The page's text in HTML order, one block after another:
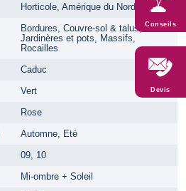
Horticole, Amérique du Nord
Bordures, Couvre-sol & talus,
Jardinères et pots, Massifs,
Rocailles
Caduc
Vert
Rose
Automne, Eté
09, 10
Mi-ombre + Soleil
Conseils
Devis